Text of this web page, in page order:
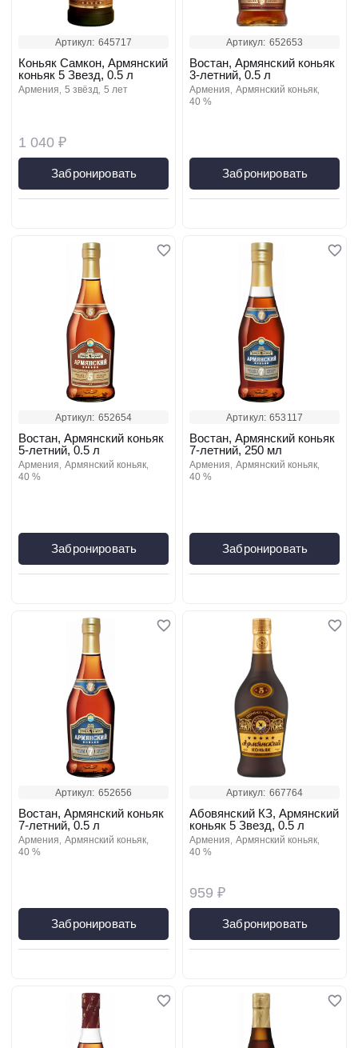
Артикул: 645717
1 040 ₽
Коньяк Самкон, Армянский
коньяк 5 Звезд, 0.5 л
армения 5 звёзд 5 лет
Забронировать
Артикул: 652653
Востан, Армянский коньяк
3-летний, 0.5 л
армения
армянский коньяк
40 %
Забронировать
Артикул: 652654
Востан, Армянский коньяк
5-летний, 0.5 л
армения
армянский коньяк
40 %
Забронировать
Артикул: 653117
Востан, Армянский коньяк
7-летний, 250 мл
армения
армянский коньяк
40 %
Забронировать
Артикул: 652656
Востан, Армянский коньяк
7-летний, 0.5 л
армения
армянский коньяк
40 %
Забронировать
Артикул: 667764
959 ₽
Абовянский КЗ, Армянский
коньяк 5 Звезд, 0.5 л
армения
армянский коньяк
40 %
Забронировать